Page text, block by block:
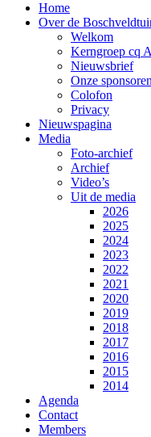
Home
Over de
Welkom
Kerngroep cq
Nieuwsbrief
Onze
Colofon
Privacy
Nieuwspagina
Media
Foto-archief
Archief
Video’s
Uit de media
2026
2025
2024
2023
2022
2021
2020
2019
2018
2017
2016
2015
2014
Agenda
Contact
Members